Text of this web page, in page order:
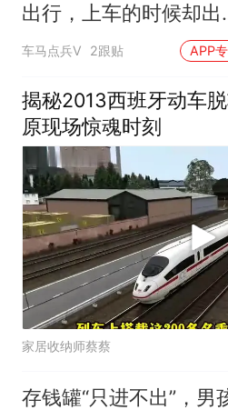
出行，上车的时候却出
了意外
车马点兵V 2跟贴 APP
揭秘2013西班牙动车
原现场惊魂时刻
家居收纳师蔡蔡
存钱罐“只进不出”，男